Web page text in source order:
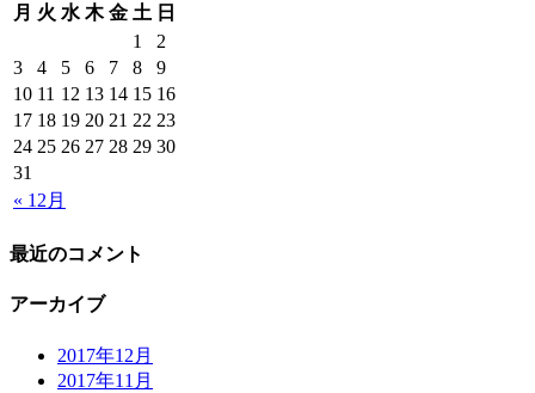
月 火 水 木 金 土 日
« 12月
1
2
3
4 5 6 7 8
9
10 11 12 13 14 15 16
17 18 19 20 21 22 23
24 25 26 27 28 29 30
31
最近のコメント
アーカイブ
2017年12月
2017年11月